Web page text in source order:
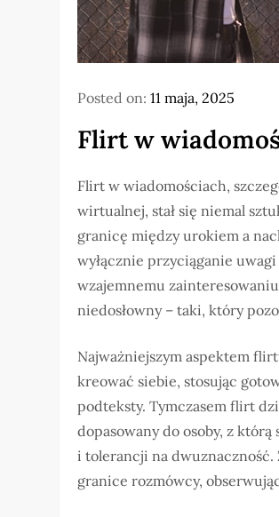
Posted on:11 maja, 2025
Flirt w
Flirt w wiadomościach,
wirtualnej, stał się niemal
granicę między urokiem a
wyłącznie przyciąganie
wzajemnemu
niedosłowny – taki, który
Najważniejszym aspektem
kreować siebie, stosując
podteksty. Tymczasem flirt
dopasowany do osoby, z
i tolerancji na dwuznaczność.
granice rozmówcy,